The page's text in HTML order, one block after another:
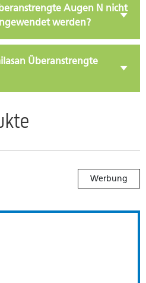
Augen N nicht
werden?
Überanstrengte
Werbung